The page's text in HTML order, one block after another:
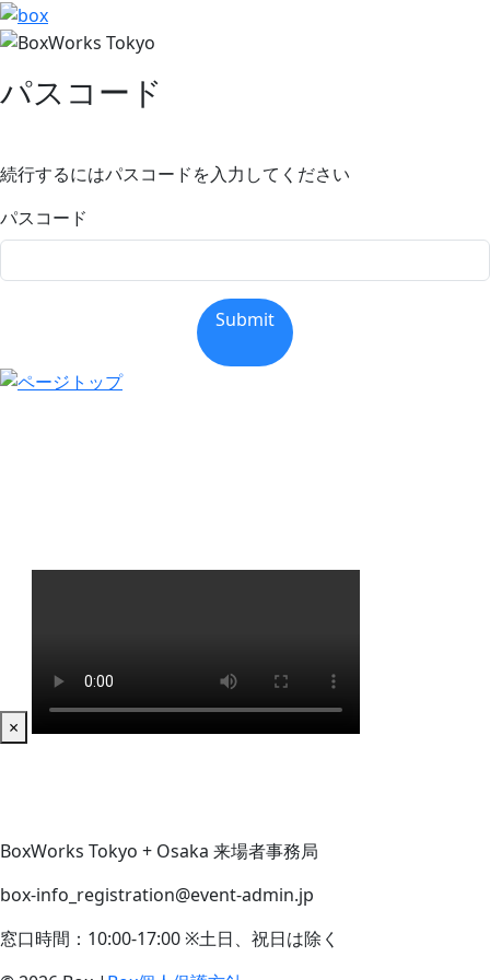
パスコード
続行するにはパスコードを入力してください
パスコード
Submit
BoxWorks Tokyo + Osaka 来場者事務局
box-info_registration@event-admin.jp
窓口時間：10:00-17:00 ※土日、祝日は除く
×